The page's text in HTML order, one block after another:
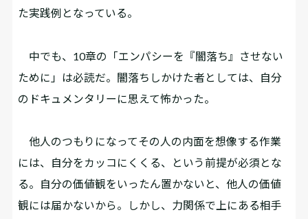
た実践例となっている。
中でも、10章の「エンパシーを『闇落ち』させない
ために」は必読だ。闇落ちしかけた者としては、自分
のドキュメンタリーに思えて怖かった。
他人のつもりになってその人の内面を想像する作業
には、自分をカッコにくくる、という前提が必須とな
る。自分の価値観をいったん置かないと、他人の価値
観には届かないから。しかし、力関係で上にある相手